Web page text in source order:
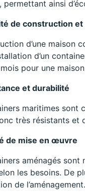
permettant ainsi
de construction et
d’une maison
d’un
pour une
et durabilité
maritimes sont
très résistants et
de mise en œuvre
aménagés
les besoins. De
de l’aménagement.